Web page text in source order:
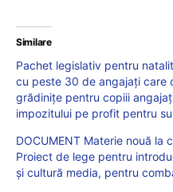
Similare
Pachet legislativ pentru
cu peste 30 de angajaţi care
grădiniţe pentru copiii
impozitului pe profit pentru
DOCUMENT Materie nouă la
Proiect de lege pentru
și cultură media, pentru